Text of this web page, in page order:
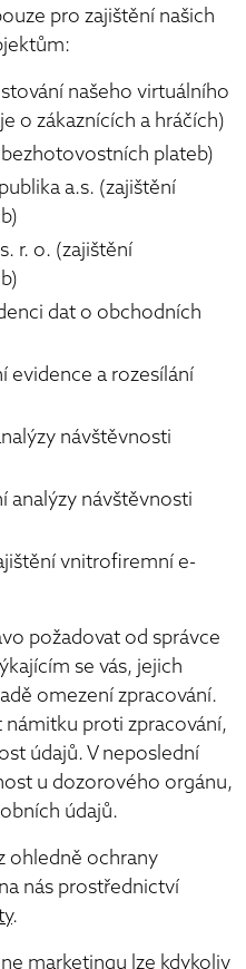
pro zajištění našich
našeho virtuálního
o zákaznících a hráčích)
bezhotovostních plateb)
a.s. (zajištění
r. o. (zajištění
dat o obchodních
evidence a rozesílání
návštěvnosti
analýzy návštěvnosti
vnitrofiremní e-
požadovat od správce
se vás, jejich
omezení zpracování.
námitku proti zpracování,
údajů. V neposlední
u dozorového orgánu,
údajů.
ohledně ochrany
nás prostřednictví
.
marketingu lze kdykoliv